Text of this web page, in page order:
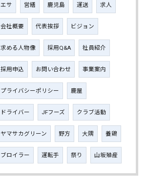
エサ 営繕 鹿児島 運送 求人
会社概要 代表挨拶 ビジョン
求める人物像 採用Q&A 社員紹介
採用申込 お問い合わせ 事業案内
プライバシーポリシー 鹿屋
ドライバー JFフーズ クラブ活動
ヤマサカグリーン 野方 大隅 養鶏
ブロイラー 運転手 祭り 山坂殖産